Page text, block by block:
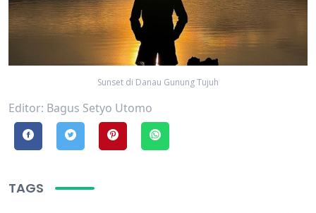
Sunset di Danau Gunung Tujuh
Editor: Bagus Setyo Utomo
TAGS